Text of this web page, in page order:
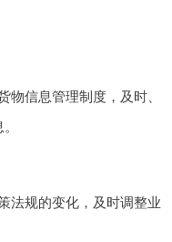
物信息管理制度，及时、
法规的变化，及时调整业